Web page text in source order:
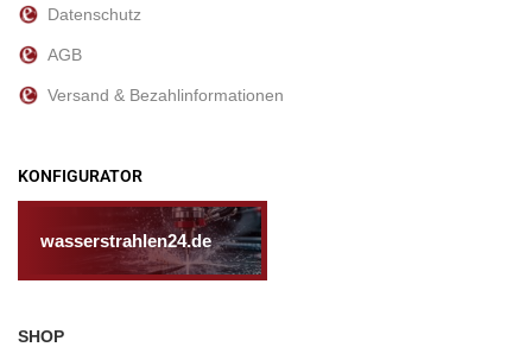
Datenschutz
AGB
Versand & Bezahlinformationen
KONFIGURATOR
wasserstrahlen24.de
SHOP